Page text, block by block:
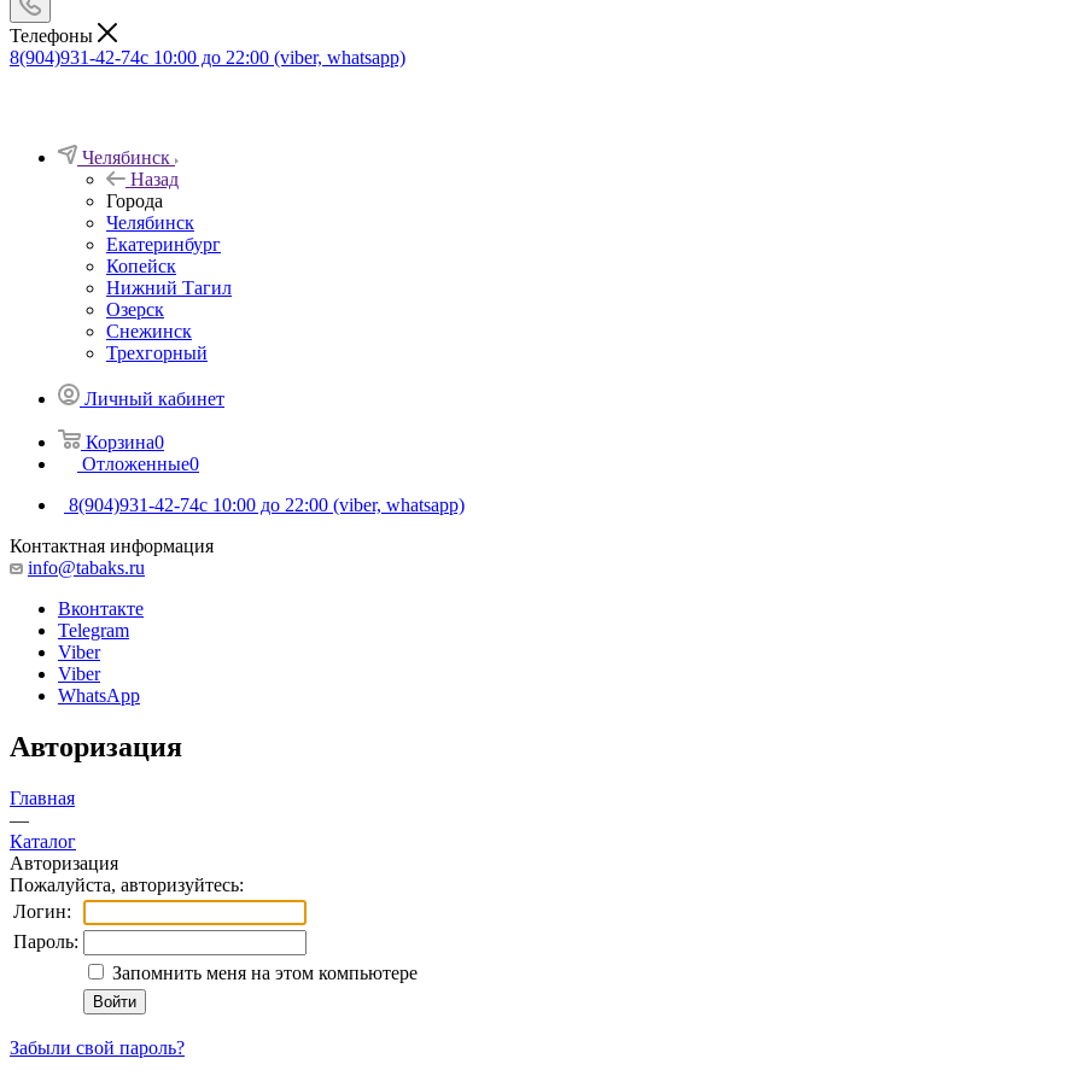
Телефоны
8(904)931-42-74с 10:00 до 22:00 (viber, whatsapp)
Челябинск
Назад
Города
Челябинск
Екатеринбург
Копейск
Нижний Тагил
Озерск
Снежинск
Трехгорный
Личный кабинет
Корзина0
Отложенные0
8(904)931-42-74с 10:00 до 22:00 (viber, whatsapp)
Контактная информация
info@tabaks.ru
Вконтакте
Telegram
Viber
Viber
WhatsApp
Авторизация
Главная
—
Каталог
Авторизация
Пожалуйста, авторизуйтесь:
Логин:
Пароль:
Запомнить меня на этом компьютере
Забыли свой пароль?